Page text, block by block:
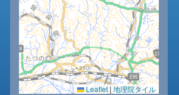
0.0 0.0 0.0 0.0 0.0
51 51 50 53 57
Leaflet | 地理院タイル